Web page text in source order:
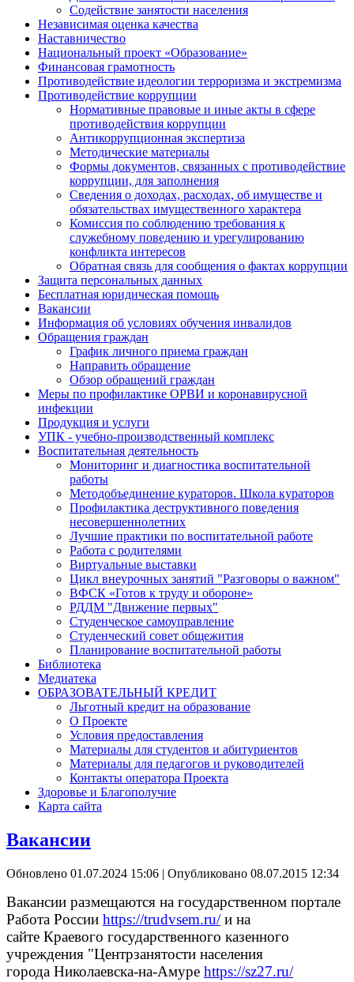
Содействие занятости населения
Независимая оценка качества
Наставничество
Национальный проект «Образование»
Финансовая грамотность
Противодействие идеологии терроризма и экстремизма
Противодействие коррупции
Нормативные правовые и иные акты в сфере
противодействия коррупции
Антикоррупционная экспертиза
Методические материалы
Формы документов, связанных с противодействие
коррупции, для заполнения
Сведения о доходах, расходах, об имуществе и
обязательствах имущественного характера
Комиссия по соблюдению требования к
служебному поведению и урегулированию
конфликта интересов
Обратная связь для сообщения о фактах коррупции
Защита персональных данных
Бесплатная юридическая помощь
Вакансии
Информация об условиях обучения инвалидов
Обращения граждан
График личного приема граждан
Направить обращение
Обзор обращений граждан
Меры по профилактике ОРВИ и коронавирусной
инфекции
Продукция и услуги
УПК - учебно-производственный комплекс
Воспитательная деятельность
Мониторинг и диагностика воспитательной
работы
Методобъединение кураторов. Школа кураторов
Профилактика деструктивного поведения
несовершеннолетних
Лучшие практики по воспитательной работе
Работа с родителями
Виртуальные выставки
Цикл внеурочных занятий "Разговоры о важном"
ВФСК «Готов к труду и обороне»
РДДМ "Движение первых"
Студенческое самоуправление
Студенческий совет общежития
Планирование воспитательной работы
Библиотека
Медиатека
ОБРАЗОВАТЕЛЬНЫЙ КРЕДИТ
Льготный кредит на образование
О Проекте
Условия предоставления
Материалы для студентов и абитуриентов
Материалы для педагогов и руководителей
Контакты оператора Проекта
Здоровье и Благополучие
Карта сайта
Вакансии
Обновлено 01.07.2024 15:06 | Опубликовано 08.07.2015 12:34
Вакансии размещаются на государственном портале
Работа России https://trudvsem.ru/и на
сайте Краевого государственного казенного
учреждения "Центрзанятости населения
города Николаевска-на-Амуре https://sz27.ru/